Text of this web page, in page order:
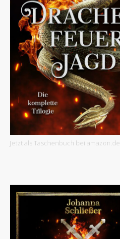
Jetzt als Taschenbuch bei amazon.de